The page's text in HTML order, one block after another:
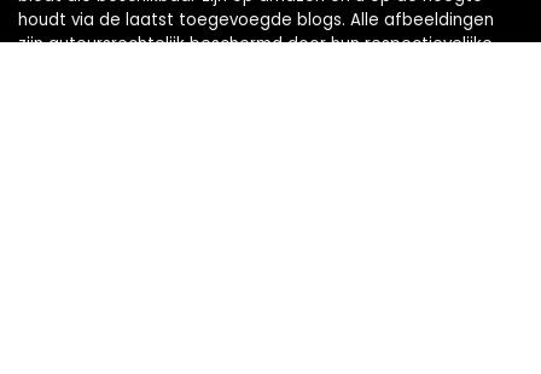
houdt via de laatst toegevoegde blogs. Alle afbeeldingen
zijn auteursrechtelijk beschermd door hun respectievelijke